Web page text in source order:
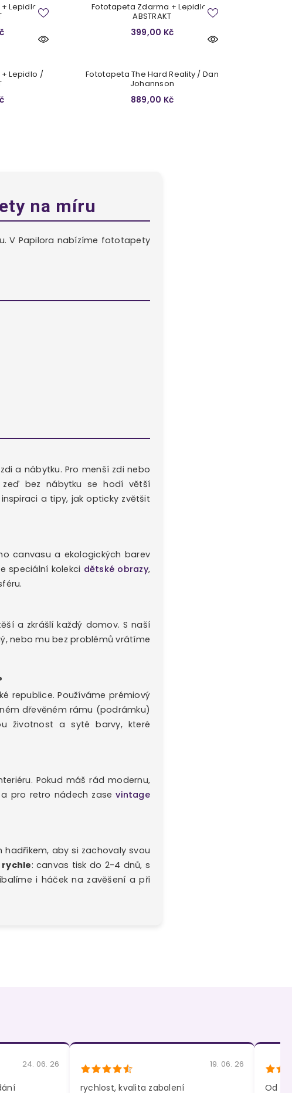
Lepidlo /
Fototapeta Zdarma + Lepidlo /
ABSTRAKT
399,00 Kč
Lepidlo /
Fototapeta The Hard Reality / Dan
Johannson
889,00 Kč
na míru
V Papilora nabízíme fototapety
a nábytku. Pro menší zdi nebo
bez nábytku se hodí větší
a tipy, jak opticky zvětšit
canvasu a ekologických barev
speciální kolekci dětské obrazy,
a zkrášlí každý domov. S naší
nebo mu bez problémů vrátíme
republice. Používáme prémiový
dřevěném rámu (podrámku)
životnost a syté barvy, které
Pokud máš rád modernu,
a pro retro nádech zasevintage
aby si zachovaly svou
rychle: canvas tisk do 2-4 dnů, s
i háček na zavěšení a při
24. 06. 26 19. 06. 26
rychlost, kvalita zabalení
Od